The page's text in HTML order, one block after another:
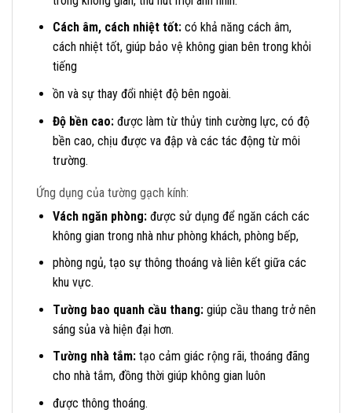
Cách âm, cách nhiệt tốt:có khả năng cách âm,
cách nhiệt tốt, giúp bảo vệ không gian bên trong khỏi
tiếng
ồn và sự thay đổi nhiệt độ bên ngoài.
Độ bền cao:được làm từ thủy tinh cường lực, có độ
bền cao, chịu được va đập và các tác động từ môi
trường.
Ứng dụng của tường gạch kính:
Vách ngăn phòng:được sử dụng để ngăn cách các
không gian trong nhà như phòng khách, phòng bếp,
phòng ngủ, tạo sự thông thoáng và liên kết giữa các
khu vực.
Tường bao quanh cầu thang:giúp cầu thang trở nên
sáng sủa và hiện đại hơn.
Tường nhà tắm:tạo cảm giác rộng rãi, thoáng đãng
cho nhà tắm, đồng thời giúp không gian luôn
được thông thoáng.